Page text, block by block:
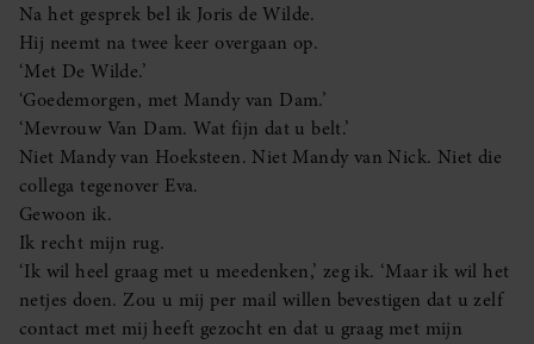
Na het gesprek bel ik Joris de Wilde.
Hij neemt na twee keer overgaan op.
‘Met De Wilde.’
‘Goedemorgen, met Mandy van Dam.’
‘Mevrouw Van Dam. Wat fijn dat u belt.’
Niet Mandy van Hoeksteen. Niet Mandy van Nick. Niet die
collega tegenover Eva.
Gewoon ik.
Ik recht mijn rug.
‘Ik wil heel graag met u meedenken,’ zeg ik. ‘Maar ik wil het
netjes doen. Zou u mij per mail willen bevestigen dat u zelf
contact met mij heeft gezocht en dat u graag met mijn